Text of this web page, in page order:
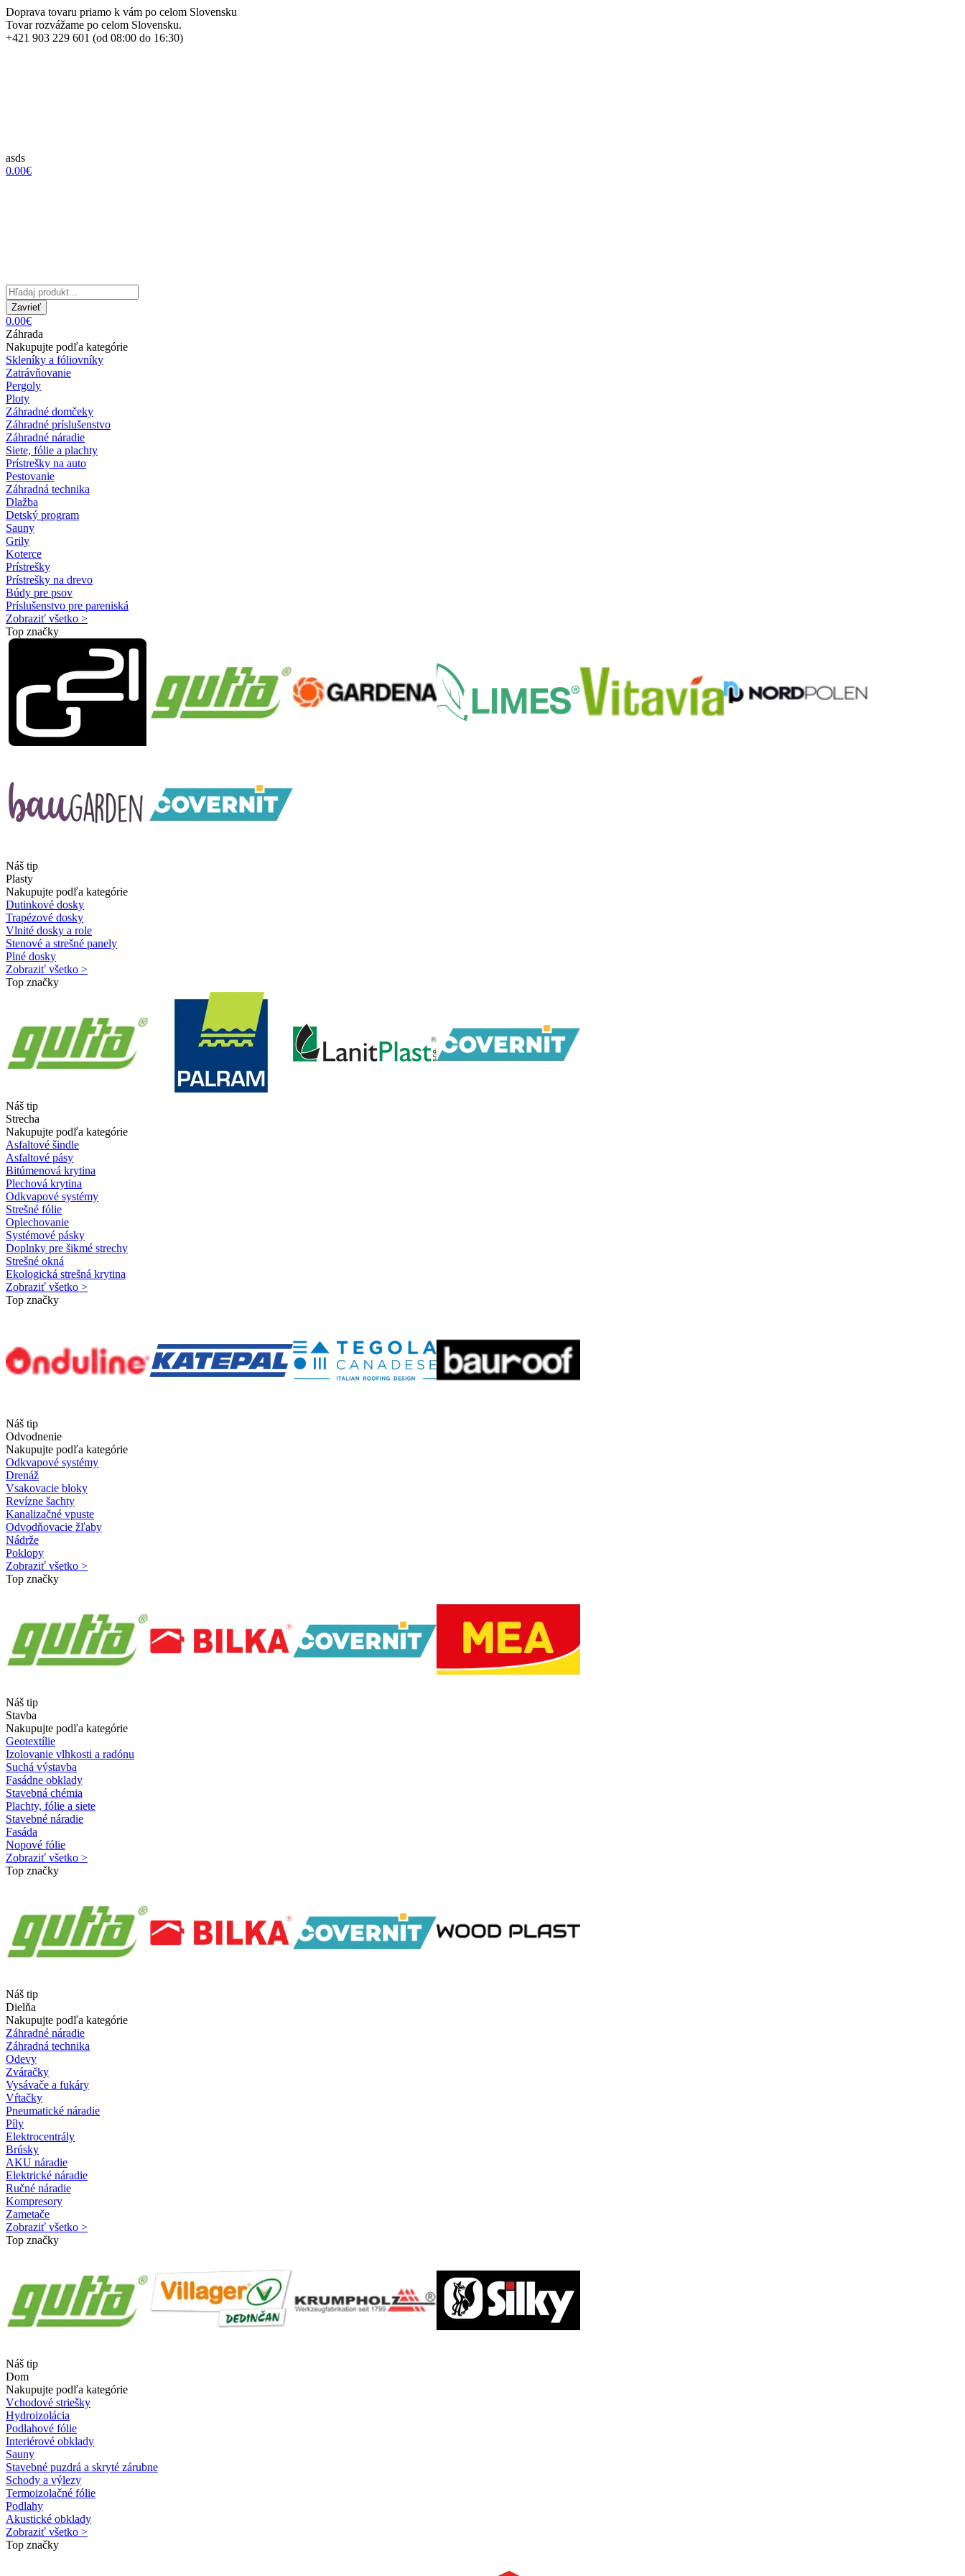
Doprava tovaru priamo k vám po celom Slovensku
Tovar rozvážame po celom Slovensku.
+421 903 229 601 (od 08:00 do 16:30)
asds
0.00€
Zavrieť
0.00€
Záhrada
Nakupujte podľa kategórie
Skleníky a fóliovníky
Zatrávňovanie
Pergoly
Ploty
Záhradné domčeky
Záhradné príslušenstvo
Záhradné náradie
Siete, fólie a plachty
Prístrešky na auto
Pestovanie
Záhradná technika
Dlažba
Detský program
Sauny
Grily
Koterce
Prístrešky
Prístrešky na drevo
Búdy pre psov
Príslušenstvo pre pareniská
Zobraziť všetko >
Top značky
Náš tip
Plasty
Nakupujte podľa kategórie
Dutinkové dosky
Trapézové dosky
Vlnité dosky a role
Stenové a strešné panely
Plné dosky
Zobraziť všetko >
Top značky
Náš tip
Strecha
Nakupujte podľa kategórie
Asfaltové šindle
Asfaltové pásy
Bitúmenová krytina
Plechová krytina
Odkvapové systémy
Strešné fólie
Oplechovanie
Systémové pásky
Doplnky pre šikmé strechy
Strešné okná
Ekologická strešná krytina
Zobraziť všetko >
Top značky
Náš tip
Odvodnenie
Nakupujte podľa kategórie
Odkvapové systémy
Drenáž
Vsakovacie bloky
Revízne šachty
Kanalizačné vpuste
Odvodňovacie žľaby
Nádrže
Poklopy
Zobraziť všetko >
Top značky
Náš tip
Stavba
Nakupujte podľa kategórie
Geotextílie
Izolovanie vlhkosti a radónu
Suchá výstavba
Fasádne obklady
Stavebná chémia
Plachty, fólie a siete
Stavebné náradie
Fasáda
Nopové fólie
Zobraziť všetko >
Top značky
Náš tip
Dielňa
Nakupujte podľa kategórie
Záhradné náradie
Záhradná technika
Odevy
Zváračky
Vysávače a fukáry
Vŕtačky
Pneumatické náradie
Píly
Elektrocentrály
Brúsky
AKU náradie
Elektrické náradie
Ručné náradie
Kompresory
Zametače
Zobraziť všetko >
Top značky
Náš tip
Dom
Nakupujte podľa kategórie
Vchodové striešky
Hydroizolácia
Podlahové fólie
Interiérové obklady
Sauny
Stavebné puzdrá a skryté zárubne
Schody a výlezy
Termoizolačné fólie
Podlahy
Akustické obklady
Zobraziť všetko >
Top značky